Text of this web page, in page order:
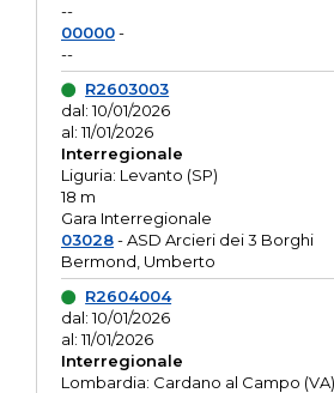
--
00000-
--
R2603003
dal: 10/01/2026
al: 11/01/2026
Interregionale
Liguria: Levanto (SP)
18 m
Gara Interregionale
03028- ASD Arcieri dei 3 Borghi
Bermond, Umberto
R2604004
dal: 10/01/2026
al: 11/01/2026
Interregionale
Lombardia: Cardano al Campo (VA)